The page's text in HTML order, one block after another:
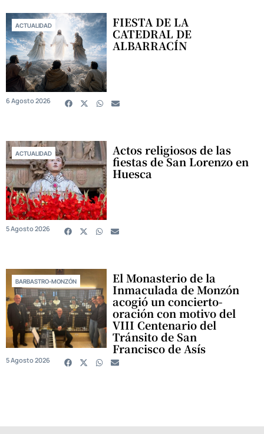
ACTUALIDAD FIESTA DE LA
CATEDRAL DE
ALBARRACÍN
6 Agosto 2026
ACTUALIDAD Actos religiosos de las
fiestas de San Lorenzo en
Huesca
5 Agosto 2026
BARBASTRO-MONZÓN El Monasterio de la
Inmaculada de Monzón
acogió un concierto-
oración con motivo del
VIII Centenario del
Tránsito de San
Francisco de Asís
5 Agosto 2026